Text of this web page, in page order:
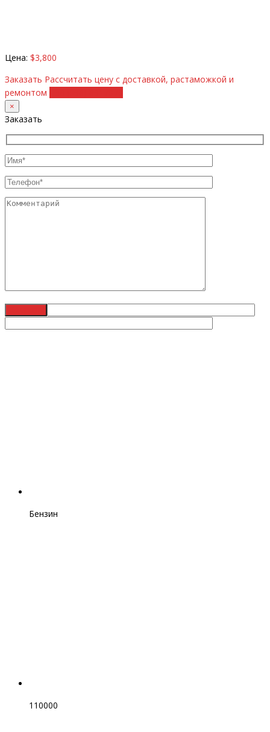
Цена: $3,800
Заказать Рассчитать цену с доставкой, растаможкой и
ремонтом
×
Заказать
Бензин
110000